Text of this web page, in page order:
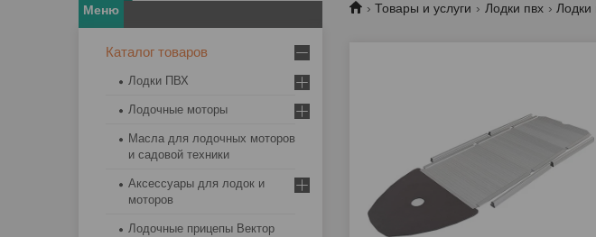
Товары и услуги Лодки пвх Лодки
Каталог товаров
Лодки ПВХ
Лодочные моторы
Масла для лодочных моторов
и садовой техники
Аксессуары для лодок и
моторов
Лодочные прицепы Вектор